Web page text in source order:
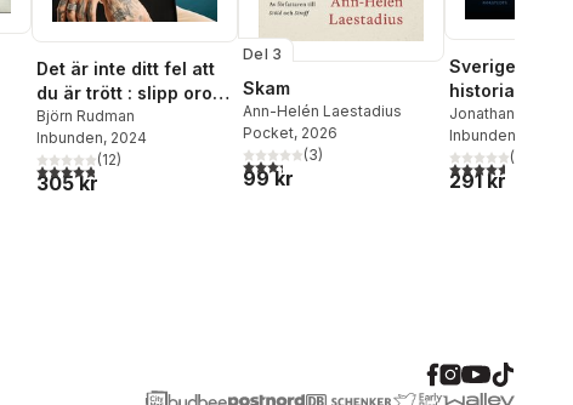
Det är inte ditt fel att
du är trött : slipp oro
och press i vardagen
Björn Rudman
Inbunden, 2024
4,8utav 5 stjärnor. Totalt antal röster:
(12)
305 kr
Del 3
Skam
Ann-Helén Laestadius
Pocket, 2026
3,3utav 5 stjärnor. Totalt antal röster:
(3)
99 kr
Sveriges
historia :
makt och
14000 år
Jonathan
Inbunden
4,6utav 5(
291 kr